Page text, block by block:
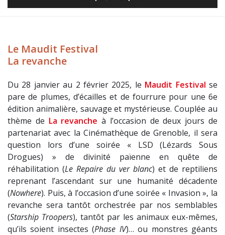
Le Maudit Festival
La revanche
Du 28 janvier au 2 février 2025, le Maudit Festival se
pare de plumes, d’écailles et de fourrure pour une 6e
édition animalière, sauvage et mystérieuse. Couplée au
thème de La revanche à l’occasion de deux jours de
partenariat avec la Cinémathèque de Grenoble, il sera
question lors d’une soirée « LSD (Lézards Sous
Drogues) » de divinité païenne en quête de
réhabilitation (Le Repaire du ver blanc) et de reptiliens
reprenant l’ascendant sur une humanité décadente
(Nowhere). Puis, à l’occasion d’une soirée « Invasion », la
revanche sera tantôt orchestrée par nos semblables
(Starship Troopers), tantôt par les animaux eux-mêmes,
qu’ils soient insectes (Phase IV)… ou monstres géants